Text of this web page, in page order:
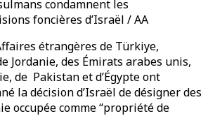
condamnent les
foncières d’Israël / AA
étrangères de Türkiye,
Jordanie, des Émirats arabes unis,
de Pakistan et d’Égypte ont
la décision d’Israël de désigner des
occupée comme “propriété de